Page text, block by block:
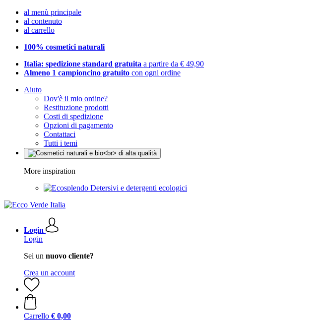
al menù principale
al contenuto
al carrello
100% cosmetici naturali
Italia: spedizione standard gratuita a partire da € 49,90
Almeno 1 campioncino gratuito con ogni ordine
Aiuto
Dov'è il mio ordine?
Restituzione prodotti
Costi di spedizione
Opzioni di pagamento
Contattaci
Tutti i temi
More inspiration
Detersivi e detergenti ecologici
Login
Login
Sei un nuovo cliente?
Crea un account
Carrello € 0,00